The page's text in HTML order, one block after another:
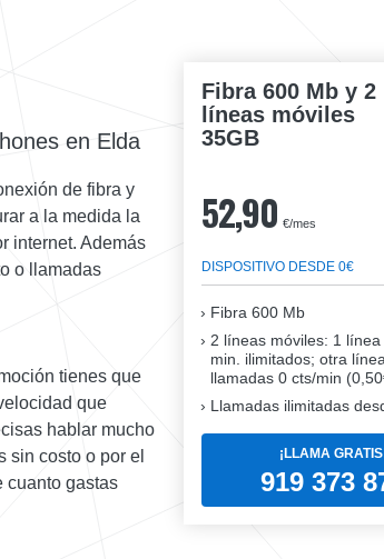
Fibra 600 Mb y 2
líneas móviles
35GB
52,90 €/mes
DISPOSITIVO DESDE 0€
Fibra 600 Mb
2 líneas móviles: 1
min. ilimitados; otra
llamadas 0 cts/min
Llamadas ilimitadas
¡LLAMA
919 373
en Elda
de fibra y
a la medida la
internet. Además
o llamadas
tienes que
que
hablar mucho
sin costo o por el
cuanto gastas